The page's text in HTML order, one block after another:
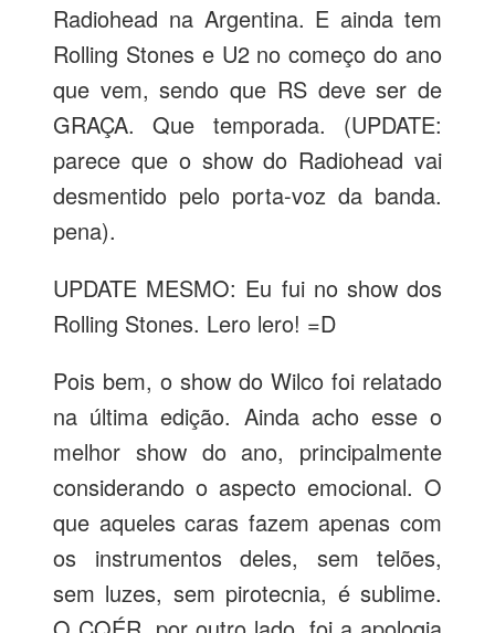
Radiohead na Argentina. E ainda tem
Rolling Stones e U2 no começo do ano
que vem, sendo que RS deve ser de
GRAÇA. Que temporada. (UPDATE:
parece que o show do Radiohead vai
desmentido pelo porta-voz da banda.
pena).
UPDATE MESMO: Eu fui no show dos
Rolling Stones. Lero lero! =D
Pois bem, o show do Wilco foi relatado
na última edição. Ainda acho esse o
melhor show do ano, principalmente
considerando o aspecto emocional. O
que aqueles caras fazem apenas com
os instrumentos deles, sem telões,
sem luzes, sem pirotecnia, é sublime.